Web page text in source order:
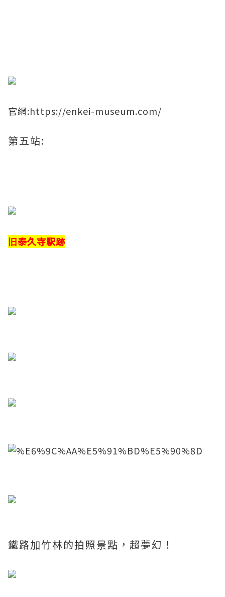
​官網:https://enkei-museum.com/
第五站:
​旧泰久寺駅跡
鐵路加竹林的拍照景點，超夢幻！